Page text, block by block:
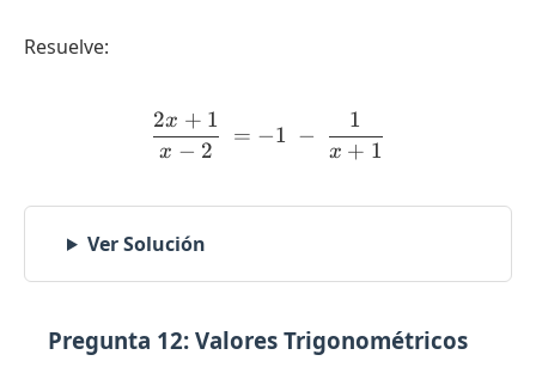
Resuelve:
\displaystyle
x − 2
2x + 1
= −1 −
x + 1
1
Ver Solución
Pregunta 12: Valores Trigonométricos